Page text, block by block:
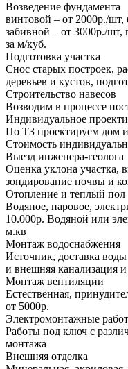
Возведение фундамента
винтовой – от 2000р./шт,
забивной – от 3000р./
за м/куб.
Подготовка участка
Снос старых построек,
деревьев и кустов,
Строительство навесов
Возводим в процессе
Индивидуальное
По ТЗ проектируем дом
Стоимость
Выезд инженера-геолога
Оценка уклона участка,
зондирование почвы и
Отопление и теплый пол
Водяное, паровое,
10.000р. Водяной или
м.кв
Монтаж водоснабжения
Источник, доставка
и внешняя канализация и
Монтаж вентиляции
Естественная,
от 5000р.
Электромонтажные
Работы под ключ с
монтажа
Внешняя отделка